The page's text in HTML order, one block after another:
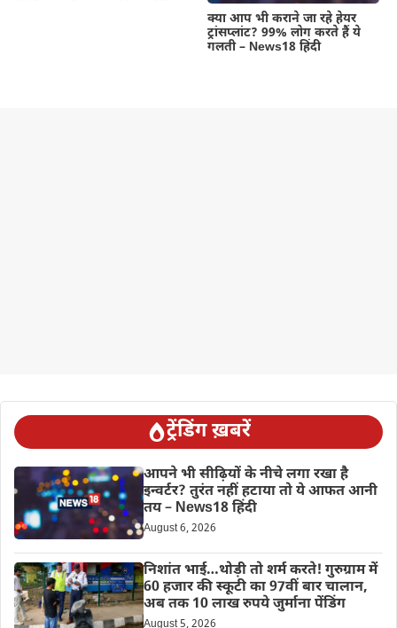
क्या आप भी कराने जा रहे हेयर
ट्रांसप्लांट? 99% लोग करते हैं ये
गलती – News18 हिंदी
ट्रेंडिंग ख़बरें
आपने भी सीढ़ियों के नीचे लगा रखा है
इन्वर्टर? तुरंत नहीं हटाया तो ये आफत आनी
तय – News18 हिंदी
August 6, 2026
निशांत भाई…थोड़ी तो शर्म करते! गुरुग्राम में
60 हजार की स्कूटी का 97वीं बार चालान,
अब तक 10 लाख रुपये जुर्माना पेंडिंग
August 5, 2026